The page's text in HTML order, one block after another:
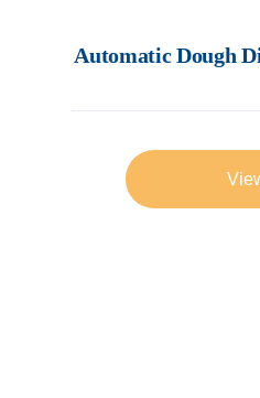
Automatic Dough